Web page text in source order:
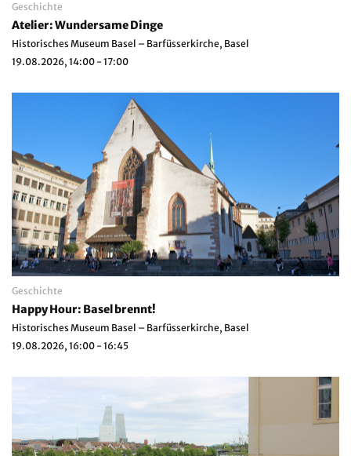
Geschichte
Atelier: Wundersame Dinge
Historisches Museum Basel – Barfüsserkirche, Basel
19.08.2026, 14:00 - 17:00
Geschichte
Happy Hour: Basel brennt!
Historisches Museum Basel – Barfüsserkirche, Basel
19.08.2026, 16:00 - 16:45